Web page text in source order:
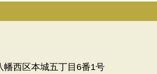
幡西区本城五丁目6番1号